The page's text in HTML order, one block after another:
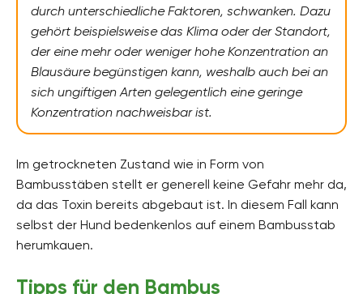
durch unterschiedliche Faktoren, schwanken. Dazu
gehört beispielsweise das Klima oder der Standort,
der eine mehr oder weniger hohe Konzentration an
Blausäure begünstigen kann, weshalb auch bei an
sich ungiftigen Arten gelegentlich eine geringe
Konzentration nachweisbar ist.
Im getrockneten Zustand wie in Form von
Bambusstäben stellt er generell keine Gefahr mehr da,
da das Toxin bereits abgebaut ist. In diesem Fall kann
selbst der Hund bedenkenlos auf einem Bambusstab
herumkauen.
Tipps für den Bambus